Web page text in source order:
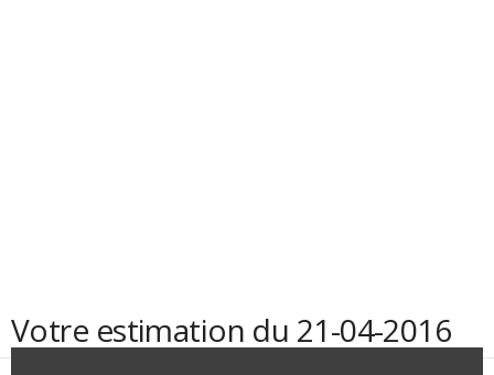
Votre estimation du 21-04-2016